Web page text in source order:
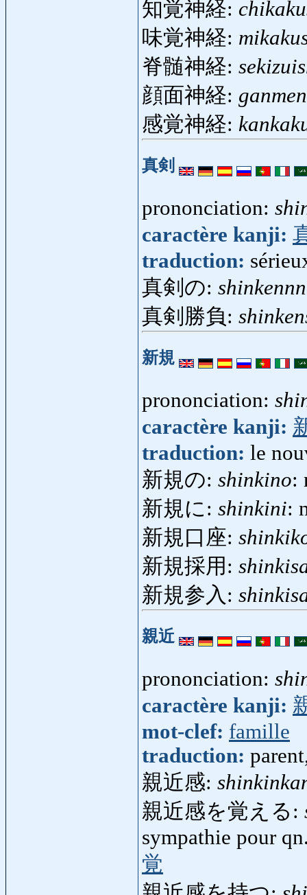
知覚神経:
味覚神経:
脊髄神経:
顔面神経:
感覚神経:
真剣
prononciation:
caractère kanji:
traduction:
真剣の:
真剣勝負:
新規
prononciation:
caractère kanji:
traduction: le
新規の: shinkino:
新規に: shinkini:
新規口座:
新規採用:
新規参入:
親近
prononciation:
caractère kanji:
mot-clef: famille
traduction:
親近感:
親近感を覚える:
sympathie pour
覚